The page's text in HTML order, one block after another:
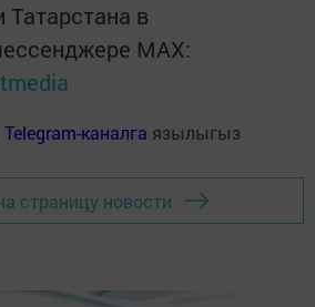
Татарстана в
MАХ:
Telegram-каналга язылыгыз
страницу новости